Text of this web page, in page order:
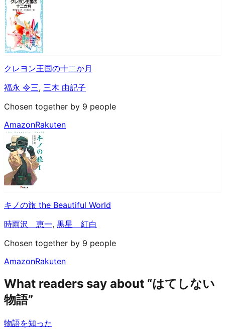
クレヨン王国の十二か月
福永 令三, 三木 由記子
Chosen together by 9 people
AmazonRakuten
キノの旅 the Beautiful World
時雨沢 恵一, 黒星 紅白
Chosen together by 9 people
AmazonRakuten
What readers say about “はてしない
物語”
物語を知った